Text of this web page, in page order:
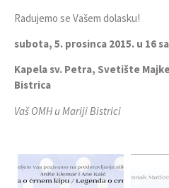
Radujemo se Vašem dolasku!
subota, 5. prosinca 2015. u 16
Kapela sv. Petra, Svetište
Bistrica
Vaš OMH u Mariji Bistrici